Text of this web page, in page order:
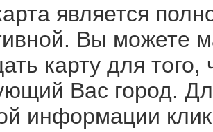
является
Вы можете
карту для того,
Вас город.
информации